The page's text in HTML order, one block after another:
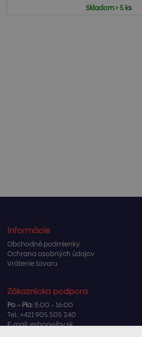
Skladom > 5 ks
Informácie
Obchodné podmienky
Ochrana osobných údajov
Vrátenie tovaru
Zákaznícka podpora
Po – Pia:8:00 – 16:00
Tel.: +421 905 505 240
E-mail:eshop@ibv.sk